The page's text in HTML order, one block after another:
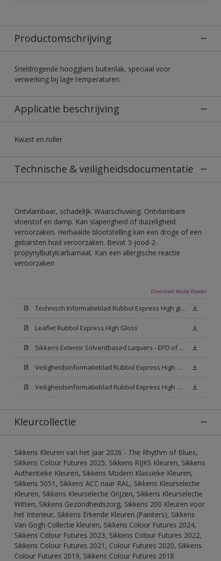
Productomschrijving
Sneldrogende hoogglans buitenlak, speciaal voor
verwerking bij lage temperaturen.
Applicatie beschrijving
Kwast en roller
Technische & veiligheidsdocumentatie
Ontvlambaar, schadelijk. Waarschuwing. Ontvlambare
vloeistof en damp. Kan slaperigheid of duizeligheid
veroorzaken. Herhaalde blootstelling kan een droge of een
gebarsten huid veroorzaken. Bevat 3-jood-2-
propynylbutylcarbamaat. Kan een allergische reactie
veroorzaken
Download Adobe Reader
Technisch Informatieblad Rubbol Express High gloss (New Livery) (PDF)
Leaflet Rubbol Express High Gloss
Sikkens Exterior Solventbased Laquers - EPD of Milieuproductverklaring
Veiligheidsinformatieblad Rubbol Express High Gloss W05 (MSDS)
Veiligheidsinformatieblad Rubbol Express High Gloss N00 (MSDS)
Kleurcollectie
Sikkens Kleuren van het Jaar 2026 - The Rhythm of Blues,
Sikkens Colour Futures 2025, Sikkens RIJKS Kleuren, Sikkens
Authentieke Kleuren, Sikkens Modern Klassieke Kleuren,
Sikkens 5051, Sikkens ACC naar RAL, Sikkens Kleurselectie
Kleuren, Sikkens Kleurselectie Grijzen, Sikkens Kleurselectie
Witten, Sikkens Gezondheidszorg, Sikkens 200 Kleuren voor
het Interieur, Sikkens Erkende Kleuren (Painters), Sikkens
Van Gogh Collectie kleuren, Sikkens Colour Futures 2024,
Sikkens Colour Futures 2023, Sikkens Colour Futures 2022,
Sikkens Colour Futures 2021, Colour Futures 2020, Sikkens
Colour Futures 2019, Sikkens Colour Futures 2018